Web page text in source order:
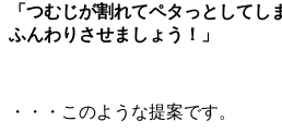
「つむじが割れてペタっとして
ふんわりさせましょう！」
・・・このような提案です。